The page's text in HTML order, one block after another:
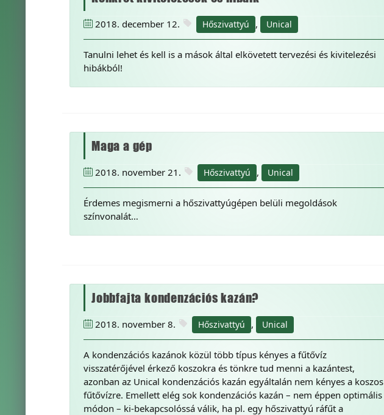
2018. december 12. Hőszivattyú , Unical
Tanulni lehet és kell is a mások által elkövetett tervezési és kivitelezési
hibákból!
Maga a gép
2018. november 21. Hőszivattyú , Unical
Érdemes megismerni a hőszivattyúgépen belüli megoldások
színvonalát…
Jobbfajta kondenzációs kazán?
2018. november 8. Hőszivattyú , Unical
A kondenzációs kazánok közül több típus kényes a fűtővíz
visszatérőjével érkező koszokra és tönkre tud menni a kazántest,
azonban az Unical kondenzációs kazán egyáltalán nem kényes a koszos
fűtővízre. Emellett elég sok kondenzációs kazán – nem éppen optimális
módon – ki-bekapcsolóssá válik, ha pl. egy hőszivattyú ráfűt a